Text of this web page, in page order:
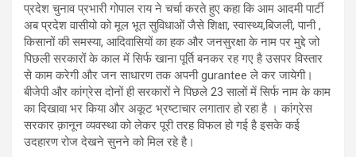
प्रदेश चुनाव प्रभारी गोपाल राय ने चर्चा करते हुए कहा कि आम आदमी पार्टी
अब प्रदेश वासीयो को मूल भूत सुविधाओं जैसे शिक्षा, स्वास्थ्य,बिजली, पानी ,
किसानों की समस्या, आदिवासियों का हक और जनसुरक्षा के नाम पर मुद्दे जो
पिछली सरकारों के काल में सिर्फ खाना पूर्ति बनकर रह गए है उसपर विस्तार
से काम करेगी और जन साधारण तक अपनी gurantee ले कर जायेगी।
बीजेपी और कांग्रेस दोनों ही सरकारों ने पिछले 23 सालों में सिर्फ नाम के काम
का दिखावा भर किया और अकूट भ्रष्टाचार लगातार हो रहा है । कांग्रेस
सरकार क़ानून व्यवस्था को लेकर पूरी तरह विफल हो गई है इसके कई
उदहारण रोज देखने सुनने को मिल रहे है।